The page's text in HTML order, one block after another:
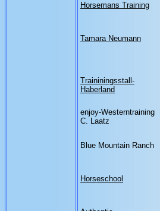
Horsemans Training
Tamara Neumann
Traininingsstall-
Haberland
enjoy-Westerntraining
C. Laatz
Blue Mountain Ranch
Horseschool